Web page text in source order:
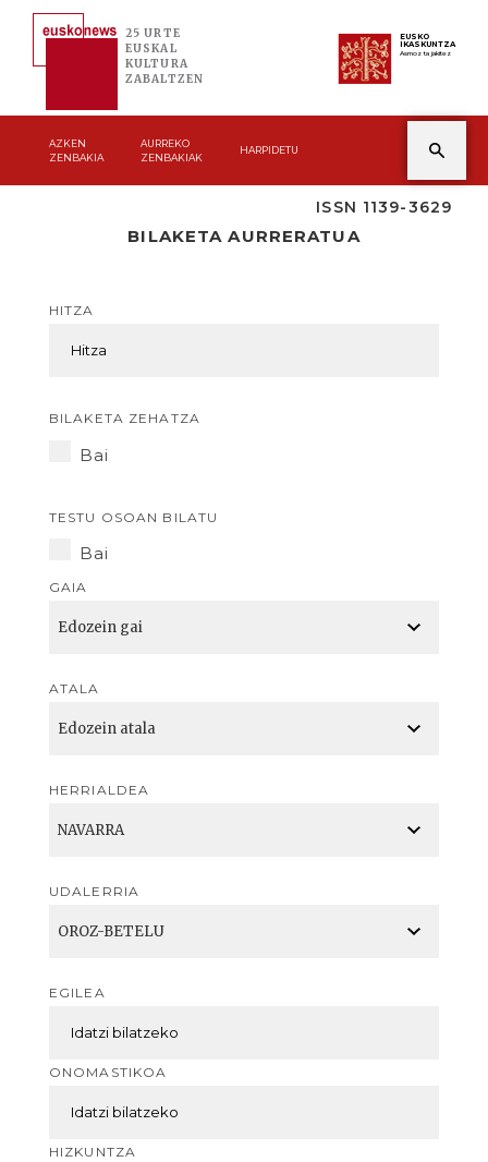
25 URTE
EUSKAL
KULTURA
ZABALTZEN
EUSKO
IKASKUNTZA
Asmoz ta jakitez
AZKEN
ZENBAKIA
AURREKO
ZENBAKIAK
HARPIDETU
ISSN 1139-3629
BILAKETA AURRERATUA
HITZA
BILAKETA ZEHATZA
Bai
TESTU OSOAN BILATU
Bai
GAIA
ATALA
HERRIALDEA
UDALERRIA
EGILEA
ONOMASTIKOA
HIZKUNTZA